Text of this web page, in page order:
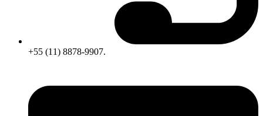
+55 (11) 8878-9907.